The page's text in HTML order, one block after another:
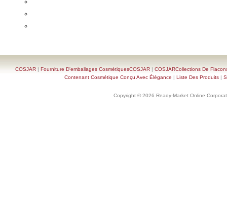
COSJAR | Fourniture D'emballages CosmétiquesCOSJAR | COSJARCollections De
Contenant Cosmétique Conçu Avec Élégance | Liste Des Produits |
Copyright © 2026 Ready-Market Online